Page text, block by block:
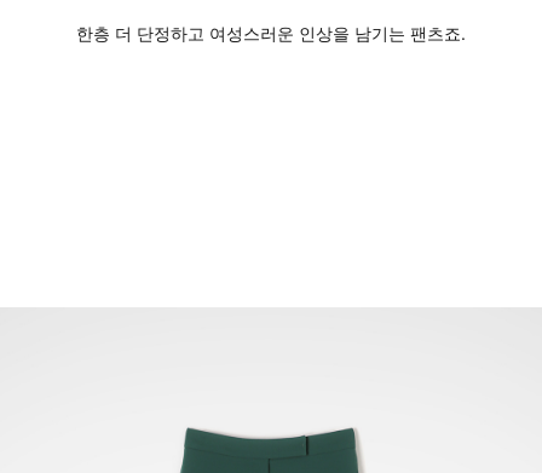
한층 더 단정하고 여성스러운 인상을 남기는 팬츠죠.